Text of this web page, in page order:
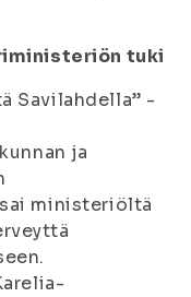
tuki
Savilahdella” -
ja
ministeriöltä